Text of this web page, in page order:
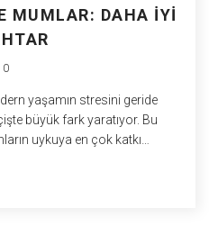
MUMLAR: DAHA İYI
0
yaşamın stresini geride
büyük fark yaratıyor. Bu
uykuya en çok katkı
gecelerden şikayetçi